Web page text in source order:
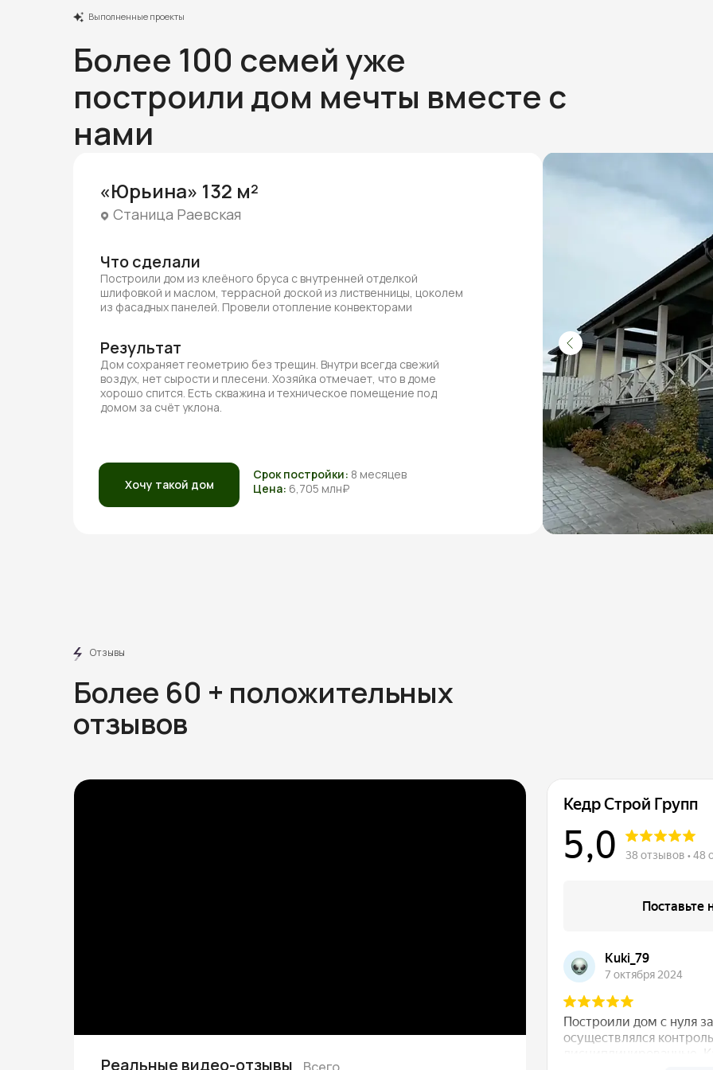
Более 100 семей уже
построили дом мечты вместе с
нами
Выполненные проекты
«Юрьина» 132 м²
Станица Раевская
Что сделали
Построили дом из клеёного бруса с внутренней отделкой
шлифовкой и маслом, террасной доской из лиственницы, цоколем
из фасадных панелей. Провели отопление конвекторами
Результат
Дом сохраняет геометрию без трещин. Внутри всегда свежий
воздух, нет сырости и плесени. Хозяйка отмечает, что в доме
хорошо спится. Есть скважина и техническое помещение под
домом за счёт уклона.
Срок постройки: 8 месяцев
Цена: 6,705 млн₽
Хочу такой дом
Отзывы
Более 60 + положительных
отзывов
Реальные видео-отзывы Всего